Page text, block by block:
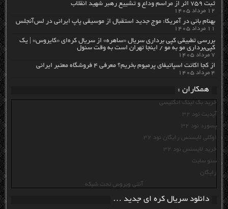
ثبت ۷۵۹ اثر از مراسم وداع و تشییع رهبر شهید انقلاب
۱۲ مرداد ۱۴۰۵
بهنام بانی در آمریکا: موج جدید استقبال از موسیقی پاپ ایرانی در لس‌آنجلس
۱۱ مرداد ۱۴۰۵
بررسی تطبیقی کپی برداری سریال «ساهره» از سریال کره‌ای «کایروس» | یک
کپی‌برداری مو به مو / اینجا تهران است به وقت سئول
۷ مرداد ۱۴۰۵
از کجا اکانت اسپاتیفای پرمیوم بخریم؟ معرفی ۴ فروشگاه معتبر ایرانی
۴ مرداد ۱۴۰۵
همکاران :
خرید بک لینک انگلیسی
آپدیت نود 32
پسورد نود 32
اوکلی لایسنس رایگان نود 32
خرید لایسنس نود 32
سئو سایت
رایگان
آنتی ویروس تحت شبکه
دانلود سریال کره ای جدید …